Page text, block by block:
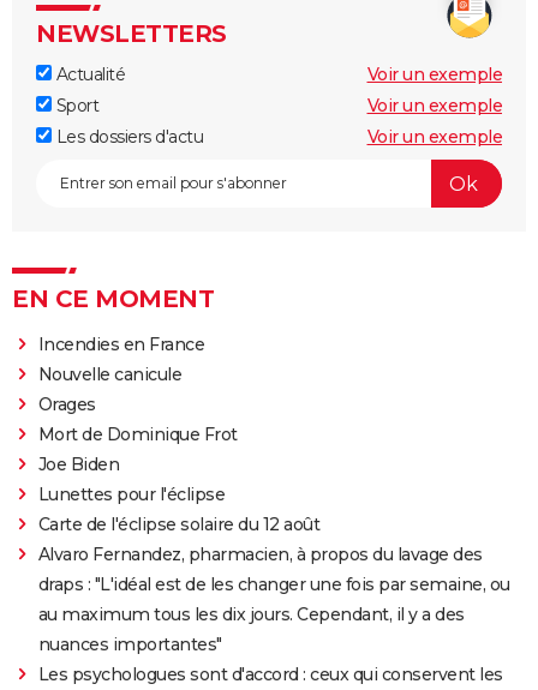
NEWSLETTERS
Actualité
Voir un exemple
Sport
Voir un exemple
Les dossiers d'actu
Voir un exemple
EN CE MOMENT
Incendies en France
Nouvelle canicule
Orages
Mort de Dominique Frot
Joe Biden
Lunettes pour l'éclipse
Carte de l'éclipse solaire du 12 août
Alvaro Fernandez, pharmacien, à propos du lavage des
draps : "L'idéal est de les changer une fois par semaine, ou
au maximum tous les dix jours. Cependant, il y a des
nuances importantes"
Les psychologues sont d'accord : ceux qui conservent les